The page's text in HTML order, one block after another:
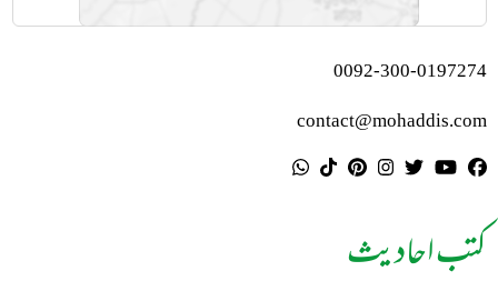
0092-300-0197274
contact@mohaddis.com
کتب احادیث